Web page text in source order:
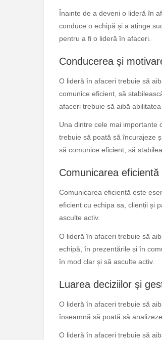
Înainte de a deveni o lideră în
conduce o echipă și a atinge
pentru a fi o lideră în afaceri.
Conducerea și
O lideră în afaceri trebuie să
comunice eficient, să
afaceri trebuie să aibă
Una dintre cele mai importante
trebuie să poată să încurajeze
să comunice eficient, să
Comunicarea eficientă
Comunicarea eficientă este
eficient cu echipa sa, clienții și
asculte activ.
O lideră în afaceri trebuie să
echipă, în prezentările și în
în mod clar și să asculte activ.
Luarea deciziilor și
O lideră în afaceri trebuie să
înseamnă să poată să
O lideră în afaceri trebuie să